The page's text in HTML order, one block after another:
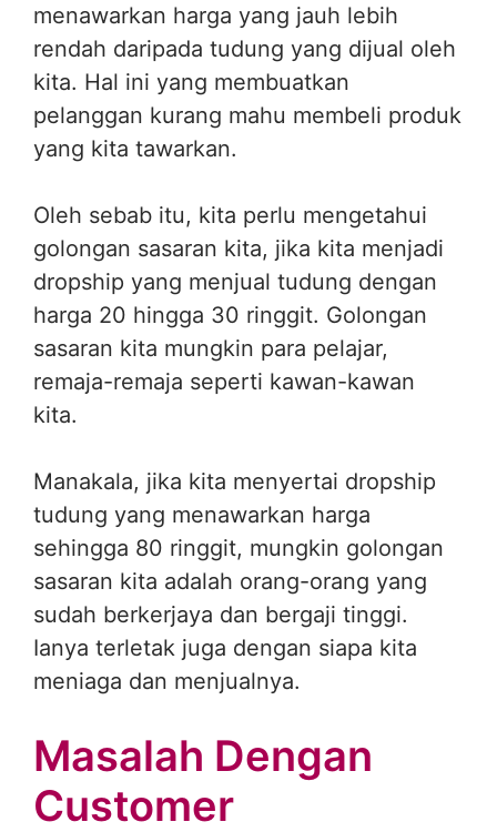
menawarkan harga yang jauh lebih
rendah daripada tudung yang dijual oleh
kita. Hal ini yang membuatkan
pelanggan kurang mahu membeli produk
yang kita tawarkan.
Oleh sebab itu, kita perlu mengetahui
golongan sasaran kita, jika kita menjadi
dropship yang menjual tudung dengan
harga 20 hingga 30 ringgit. Golongan
sasaran kita mungkin para pelajar,
remaja-remaja seperti kawan-kawan
kita.
Manakala, jika kita menyertai dropship
tudung yang menawarkan harga
sehingga 80 ringgit, mungkin golongan
sasaran kita adalah orang-orang yang
sudah berkerjaya dan bergaji tinggi.
Ianya terletak juga dengan siapa kita
meniaga dan menjualnya.
Masalah Dengan
Customer